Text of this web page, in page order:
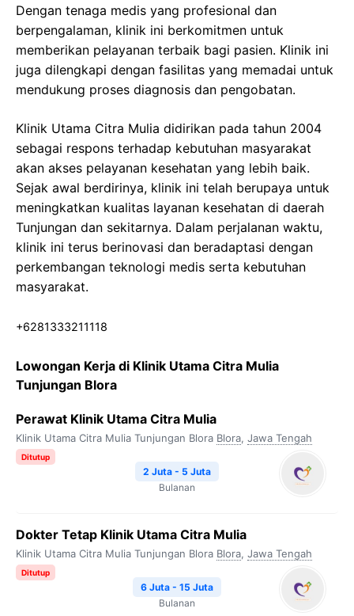
Dengan tenaga medis yang profesional dan
berpengalaman, klinik ini berkomitmen untuk
memberikan pelayanan terbaik bagi pasien. Klinik ini
juga dilengkapi dengan fasilitas yang memadai untuk
mendukung proses diagnosis dan pengobatan.
Klinik Utama Citra Mulia didirikan pada tahun 2004
sebagai respons terhadap kebutuhan masyarakat
akan akses pelayanan kesehatan yang lebih baik.
Sejak awal berdirinya, klinik ini telah berupaya untuk
meningkatkan kualitas layanan kesehatan di daerah
Tunjungan dan sekitarnya. Dalam perjalanan waktu,
klinik ini terus berinovasi dan beradaptasi dengan
perkembangan teknologi medis serta kebutuhan
masyarakat.
+6281333211118
Lowongan Kerja di Klinik Utama Citra Mulia
Tunjungan Blora
Perawat Klinik Utama Citra Mulia
Klinik Utama Citra Mulia Tunjungan Blora Blora, Jawa Tengah
Ditutup
2 Juta - 5 Juta
Bulanan
Dokter Tetap Klinik Utama Citra Mulia
Klinik Utama Citra Mulia Tunjungan Blora Blora, Jawa Tengah
Ditutup
6 Juta - 15 Juta
Bulanan